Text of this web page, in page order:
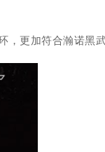
，更加符合瀚诺黑武